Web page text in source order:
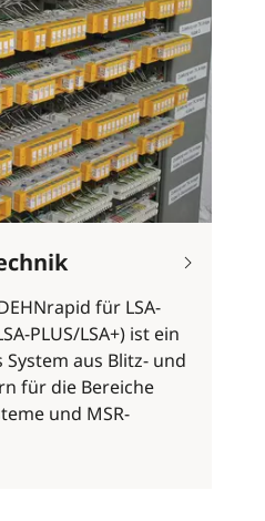
für LSA-
PLUS/LSA+) ist ein
aus Blitz- und
für die Bereiche
und MSR-